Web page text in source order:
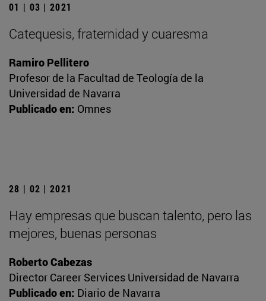
01 | 03 | 2021
Catequesis, fraternidad y cuaresma
Ramiro Pellitero
Profesor de la Facultad de Teología de la
Universidad de Navarra
Publicado en: Omnes
28 | 02 | 2021
Hay empresas que buscan talento, pero las
mejores, buenas personas
Roberto Cabezas
Director Career Services Universidad de Navarra
Publicado en: Diario de Navarra